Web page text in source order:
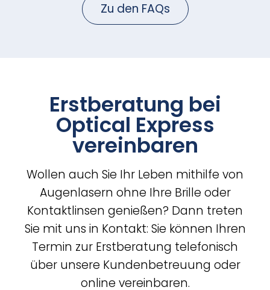
Zu den FAQs
Erstberatung bei
Optical Express
vereinbaren
Wollen auch Sie Ihr Leben mithilfe von
Augenlasern ohne Ihre Brille oder
Kontaktlinsen genießen? Dann treten
Sie mit uns in Kontakt: Sie können Ihren
Termin zur Erstberatung telefonisch
über unsere Kundenbetreuung oder
online vereinbaren.